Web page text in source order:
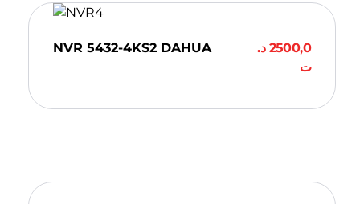
NVR 5432-4KS2 DAHUA 2500,0 د.
ت